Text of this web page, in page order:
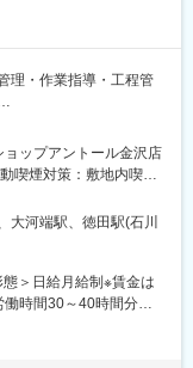
アパートやマンション
を得ています。つまり
、長期的な関係性構築
大事な仕事です
理・作業指導・工程管
戸建住宅や店舗などの
・安全・工程・コスト
現場運営全般を担って
、理想の住まいづくり
ップアントール金沢店
喫煙対策：敷地内喫煙
フォームショップアン
部３番地１ 受動喫煙対
会社の定める事業所
大河端駅、徳田駅(石川
＞日給月給制※賃金は
時間30～40時間分を